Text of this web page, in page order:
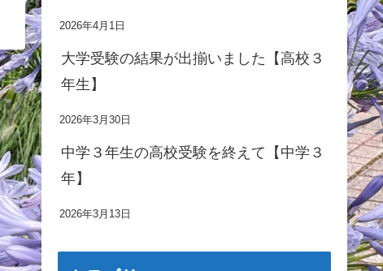
2026年4月1日
大学受験の結果が出揃いました【高校３
年生】
2026年3月30日
中学３年生の高校受験を終えて【中学３
年】
2026年3月13日